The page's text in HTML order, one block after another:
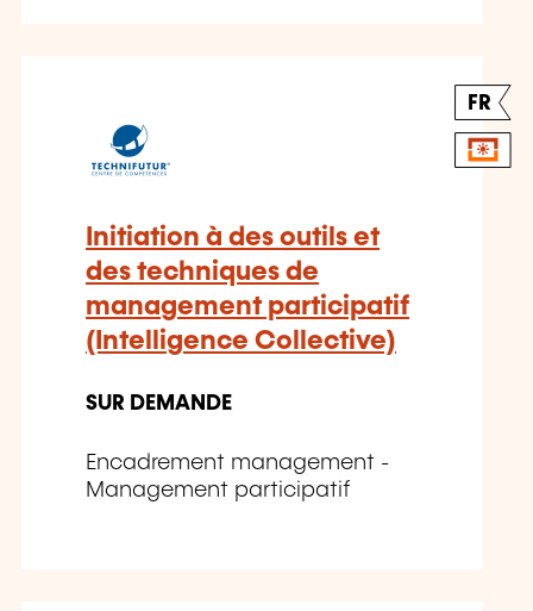
FR
Initiation à des outils et
des techniques de
management participatif
(Intelligence Collective)
SUR DEMANDE
Encadrement management -
Management participatif